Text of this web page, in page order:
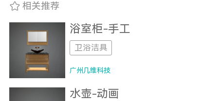
相关推荐
浴室柜-手工
卫浴洁具
广州几维科技
水壶-动画